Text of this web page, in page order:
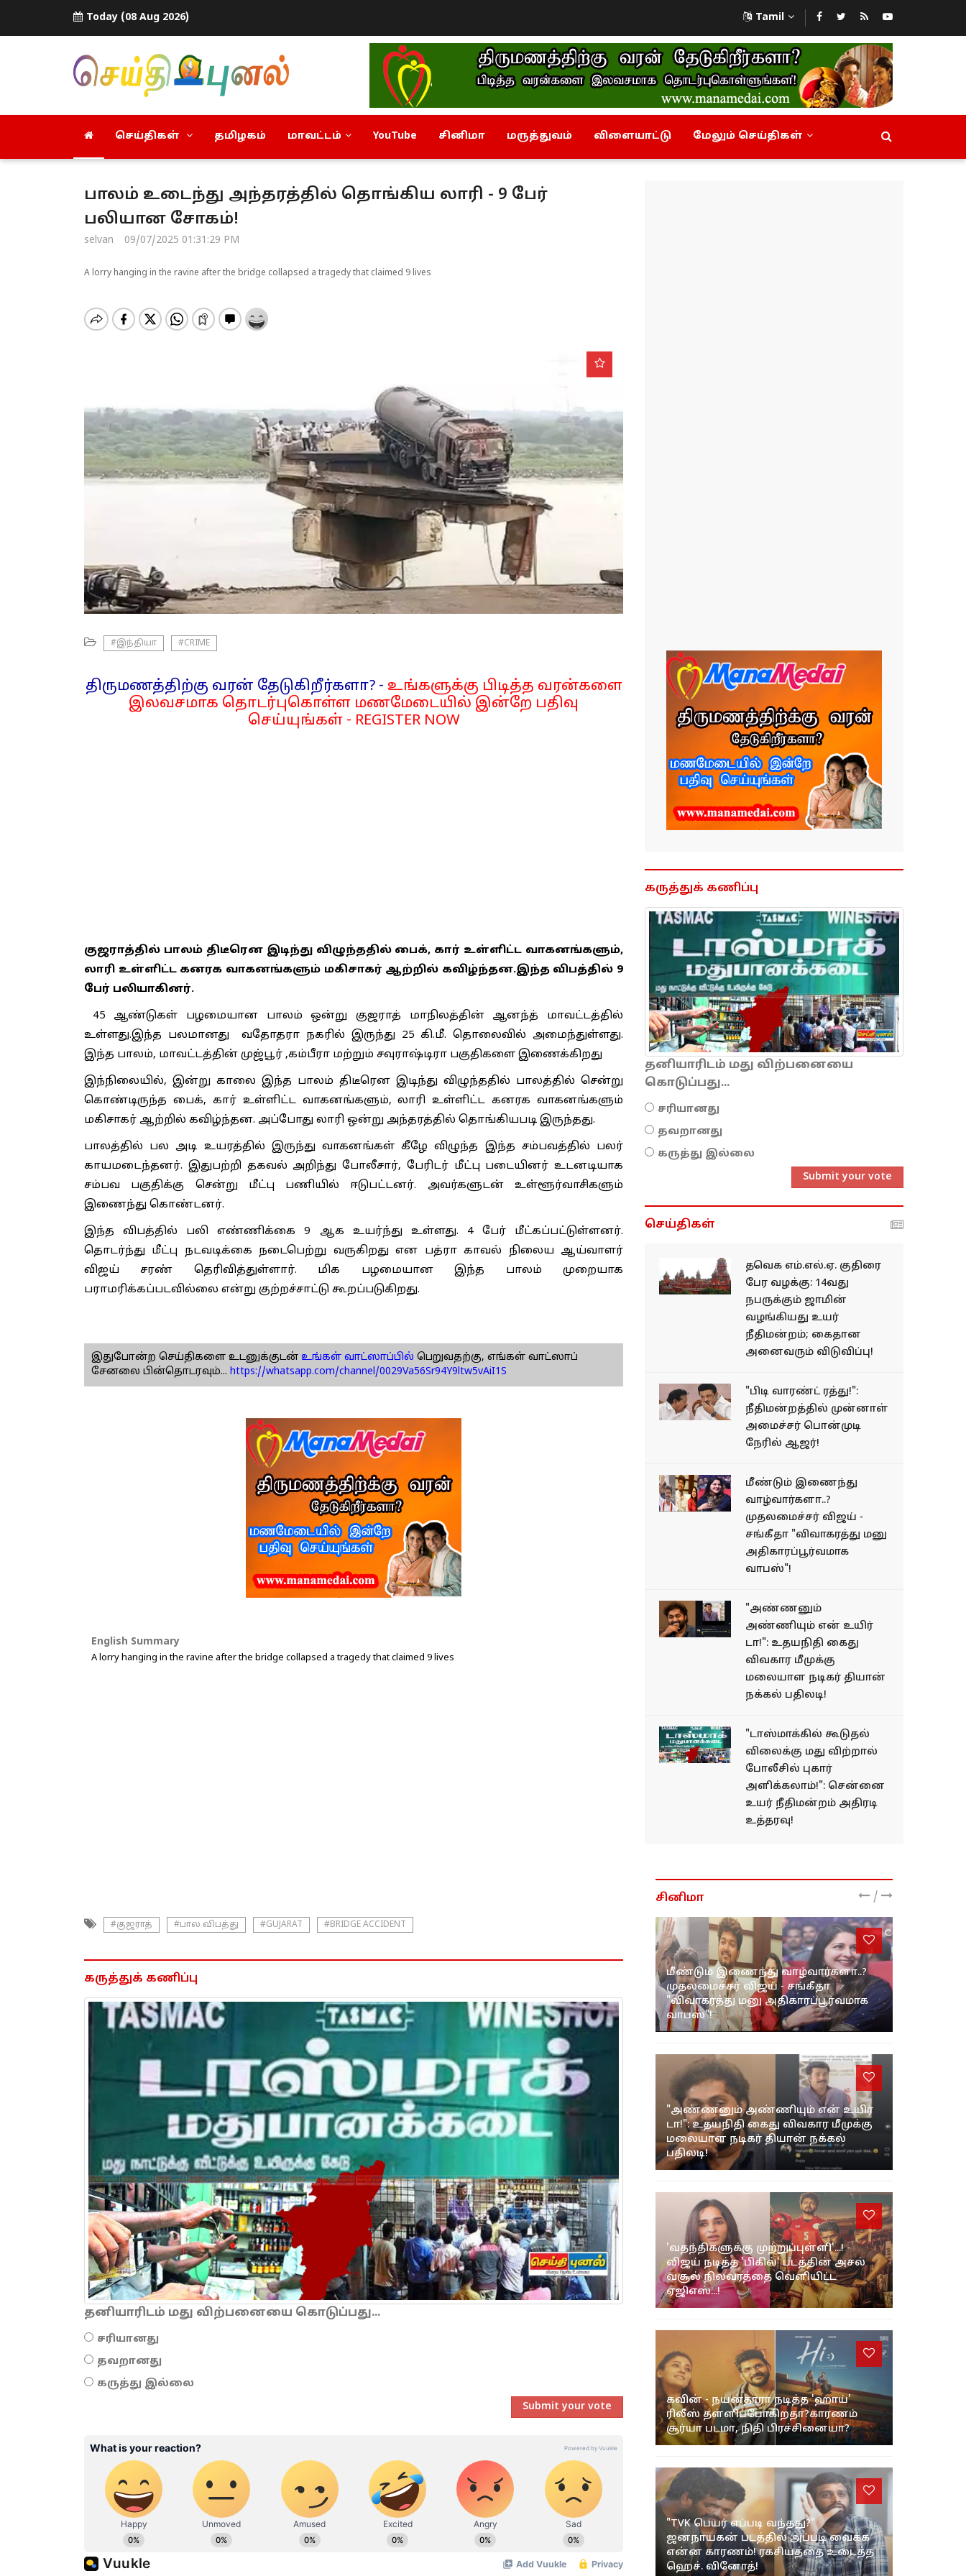
Today (08 Aug 2026) Tamil
செய்திகள் தமிழகம் மாவட்டம் YouTube சினிமா மருத்துவம் விளையாட்டு மேலும் செய்திகள்
பாலம் உடைந்து அந்தரத்தில் தொங்கிய லாரி - 9 பேர்
பலியான சோகம்!
selvan 09/07/2025 01:31:29 PM
A lorry hanging in the ravine after the bridge collapsed a tragedy that claimed 9 lives
#இந்தியா #CRIME
திருமணத்திற்கு வரன் தேடுகிறீர்களா? - உங்களுக்கு பிடித்த வரன்களை
இலவசமாக தொடர்புகொள்ள மணமேடையில் இன்றே பதிவு
செய்யுங்கள் - REGISTER NOW
குஜராத்தில் பாலம் திடீரென இடிந்து விழுந்ததில் பைக், கார் உள்ளிட்ட வாகனங்களும்,
லாரி உள்ளிட்ட கனரக வாகனங்களும் மகிசாகர் ஆற்றில் கவிழ்ந்தன.இந்த விபத்தில் 9
பேர் பலியாகினர்.
45 ஆண்டுகள் பழமையான பாலம் ஒன்று குஜராத் மாநிலத்தின் ஆனந்த் மாவட்டத்தில்
உள்ளது.இந்த பலமானது வதோதரா நகரில் இருந்து 25 கி.மீ. தொலைவில் அமைந்துள்ளது.
இந்த பாலம், மாவட்டத்தின் முஜ்பூர் ,கம்பீரா மற்றும் சவுராஷ்டிரா பகுதிகளை இணைக்கிறது
இந்நிலையில், இன்று காலை இந்த பாலம் திடீரென இடிந்து விழுந்ததில் பாலத்தில் சென்று
கொண்டிருந்த பைக், கார் உள்ளிட்ட வாகனங்களும், லாரி உள்ளிட்ட கனரக வாகனங்களும்
மகிசாகர் ஆற்றில் கவிழ்ந்தன. அப்போது லாரி ஒன்று அந்தரத்தில் தொங்கியபடி இருந்தது.
பாலத்தில் பல அடி உயரத்தில் இருந்து வாகனங்கள் கீழே விழுந்த இந்த சம்பவத்தில் பலர்
காயமடைந்தனர். இதுபற்றி தகவல் அறிந்து போலீசார், பேரிடர் மீட்பு படையினர் உடனடியாக
சம்பவ பகுதிக்கு சென்று மீட்பு பணியில் ஈடுபட்டனர். அவர்களுடன் உள்ளூர்வாசிகளும்
இணைந்து கொண்டனர்.
இந்த விபத்தில் பலி எண்ணிக்கை 9 ஆக உயர்ந்து உள்ளது. 4 பேர் மீட்கப்பட்டுள்ளனர்.
தொடர்ந்து மீட்பு நடவடிக்கை நடைபெற்று வருகிறது என பத்ரா காவல் நிலைய ஆய்வாளர்
விஜய் சரண் தெரிவித்துள்ளார். மிக பழமையான இந்த பாலம் முறையாக
பராமரிக்கப்படவில்லை என்று குற்றச்சாட்டு கூறப்படுகிறது.
இதுபோன்ற செய்திகளை உடனுக்குடன் உங்கள் வாட்ஸாப்பில் பெறுவதற்கு, எங்கள் வாட்ஸாப்
சேனலை பின்தொடரவும்... https://whatsapp.com/channel/0029Va56Sr94Y9ltw5vAiI1S
English Summary
A lorry hanging in the ravine after the bridge collapsed a tragedy that claimed 9 lives
#குஜராத் #பால விபத்து #GUJARAT #BRIDGE ACCIDENT
கருத்துக் கணிப்பு
தனியாரிடம் மது விற்பனையை கொடுப்பது...
சரியானது
தவறானது
கருத்து இல்லை
Submit your vote
கருத்துக் கணிப்பு
தனியாரிடம் மது விற்பனையை
கொடுப்பது...
சரியானது
தவறானது
கருத்து இல்லை
Submit your vote
செய்திகள்
தவெக எம்.எல்.ஏ. குதிரை
பேர வழக்கு: 14வது
நபருக்கும் ஜாமின்
வழங்கியது உயர்
நீதிமன்றம்; கைதான
அனைவரும் விடுவிப்பு!
"பிடி வாரண்ட் ரத்து!":
நீதிமன்றத்தில் முன்னாள்
அமைச்சர் பொன்முடி
நேரில் ஆஜர்!
மீண்டும் இணைந்து
வாழ்வார்களா..?
முதலமைச்சர் விஜய் -
சங்கீதா "விவாகரத்து மனு
அதிகாரப்பூர்வமாக
வாபஸ்"!
"அண்ணனும்
அண்ணியும் என் உயிர்
டா!": உதயநிதி கைது
விவகார மீமுக்கு
மலையாள நடிகர் தியான்
நக்கல் பதிலடி!
"டாஸ்மாக்கில் கூடுதல்
விலைக்கு மது விற்றால்
போலீசில் புகார்
அளிக்கலாம்!": சென்னை
உயர் நீதிமன்றம் அதிரடி
உத்தரவு!
சினிமா /
மீண்டும் இணைந்து வாழ்வார்களா..?
முதலமைச்சர் விஜய் - சங்கீதா
"விவாகரத்து மனு அதிகாரப்பூர்வமாக
வாபஸ்"!
"அண்ணனும் அண்ணியும் என் உயிர்
டா!": உதயநிதி கைது விவகார மீமுக்கு
மலையாள நடிகர் தியான் நக்கல்
பதிலடி!
'வதந்திகளுக்கு முற்றுப்புள்ளி'...! -
விஜய் நடித்த 'பிகில்' படத்தின் அசல்
வசூல் நிலவரத்தை வெளியிட்ட
ஏஜிஎஸ்...!
கவின் - நயன்தாரா நடித்த 'ஹாய்'
ரிலீஸ் தள்ளிப்போகிறதா?காரணம்
சூர்யா படமா, நிதி பிரச்சினையா?
"TVK பெயர் எப்படி வந்தது?"
ஜனநாயகன் படத்தில் அப்படி வைக்க
என்ன காரணம்! ரகசியத்தை உடைத்த
ஹெச். வினோத்!